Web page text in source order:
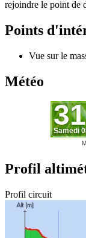
rejoindre le point de
Points
Vue sur le
Météo
Profil
Profil circuit